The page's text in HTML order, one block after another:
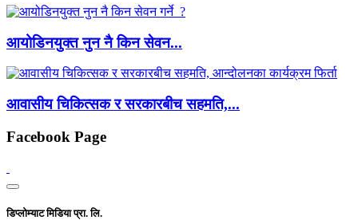
आयोडिनयुक्त नुन नै किन सेवन...
आवासीय चिकित्सक र सरकारबीच सहमति,...
Facebook Page
डिप्लोम्याट मिडिया प्रा. लि.